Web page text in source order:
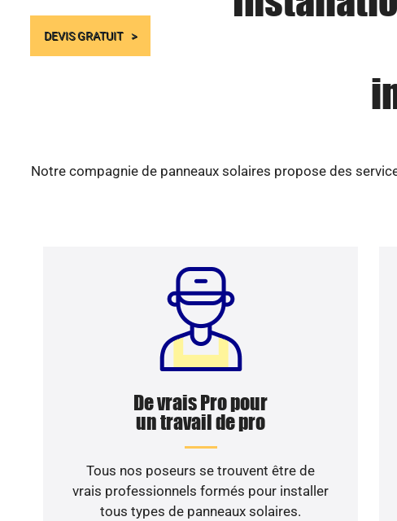
DEVIS GRATUIT
Notre compagnie de panneaux solaires propose des
De vrais Pro pour
un travail de pro
Tous nos poseurs se trouvent être de
vrais professionnels formés pour installer
tous types de panneaux solaires.